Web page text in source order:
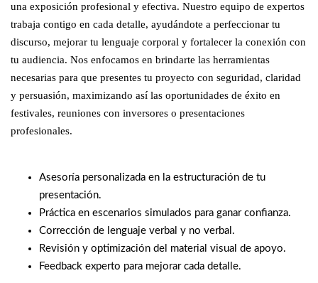
una exposición profesional y efectiva. Nuestro equipo de expertos
trabaja contigo en cada detalle, ayudándote a perfeccionar tu
discurso, mejorar tu lenguaje corporal y fortalecer la conexión con
tu audiencia. Nos enfocamos en brindarte las herramientas
necesarias para que presentes tu proyecto con seguridad, claridad
y persuasión, maximizando así las oportunidades de éxito en
festivales, reuniones con inversores o presentaciones
profesionales.
Asesoría personalizada en la estructuración de tu
presentación.
Práctica en escenarios simulados para ganar confianza.
Corrección de lenguaje verbal y no verbal.
Revisión y optimización del material visual de apoyo.
Feedback experto para mejorar cada detalle.